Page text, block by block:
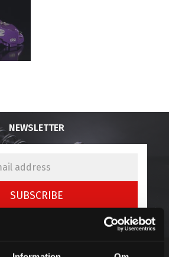
NEWSLETTER
SUBSCRIBE
processed in accordance with our privacy policy.